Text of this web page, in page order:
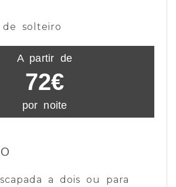
de solteiro
A partir de
72€
por noite
a dois ou para